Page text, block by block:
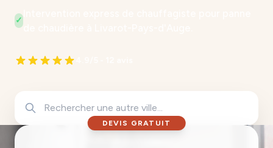
✓
DEVIS GRATUIT